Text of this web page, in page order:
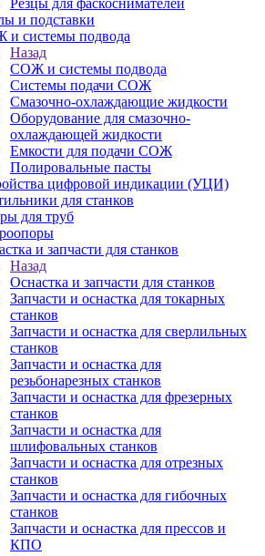
Резцы для фаскоснимателей
и подставки
системы подвода
Назад
СОЖ и системы подвода
Системы подачи СОЖ
Смазочно-охлаждающие жидкости
Оборудование для смазочно-
охлаждающей жидкости
Емкости для подачи СОЖ
Полировальные пасты
цифровой индикации (УЦИ)
для станков
для труб
и запчасти для станков
Назад
Оснастка и запчасти для станков
Запчасти и оснастка для токарных
станков
Запчасти и оснастка для сверлильных
станков
Запчасти и оснастка для
резьбонарезных станков
Запчасти и оснастка для фрезерных
станков
Запчасти и оснастка для
шлифовальных станков
Запчасти и оснастка для отрезных
станков
Запчасти и оснастка для гибочных
станков
Запчасти и оснастка для прессов и
КПО